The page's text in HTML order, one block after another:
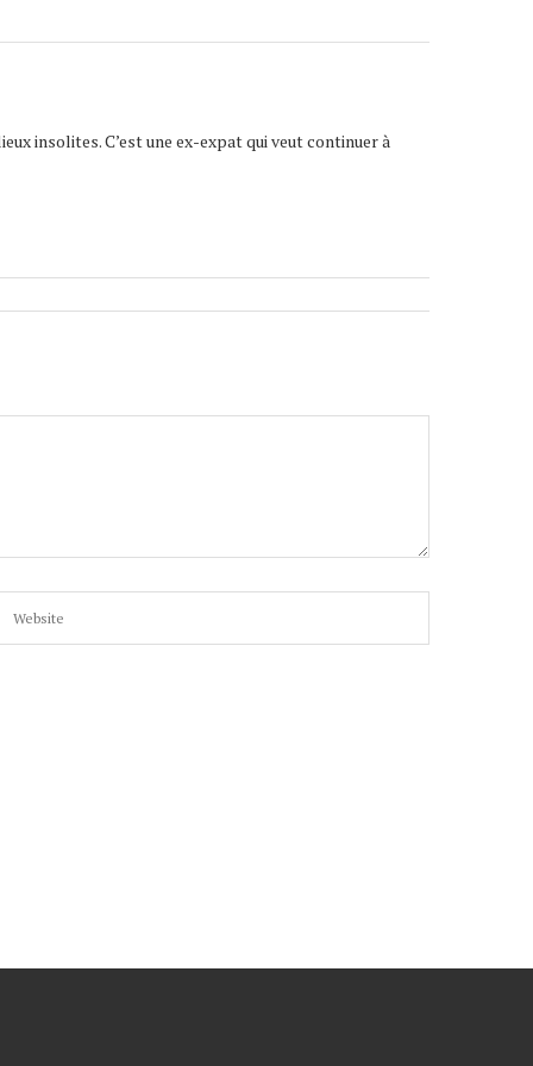
insolites. C’est une ex-expat qui veut continuer à